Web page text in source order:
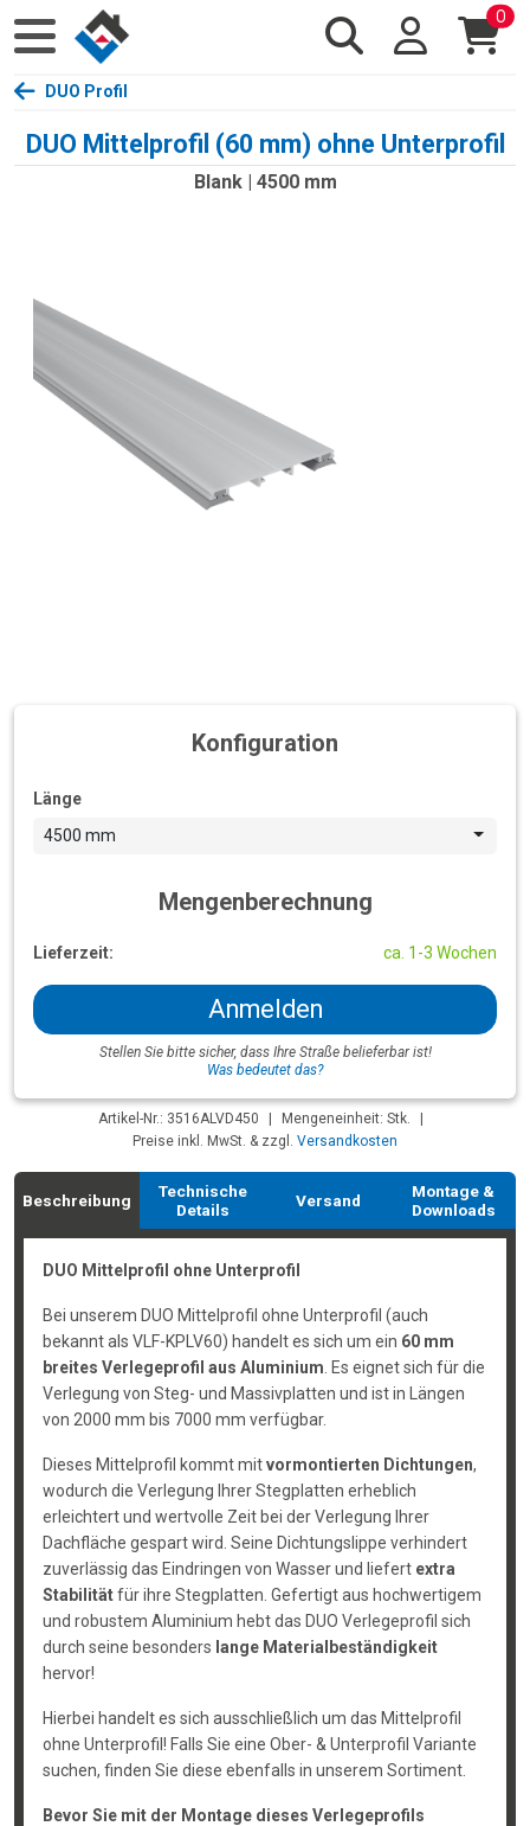
0
DUO Profil
DUO Mittelprofil (60 mm) ohne Unterprofil
Blank | 4500 mm
Konfiguration
Länge
4500 mm
Mengenberechnung
Lieferzeit: ca. 1-3 Wochen
Anmelden
Stellen Sie bitte sicher, dass Ihre Straße belieferbar ist!
Was bedeutet das?
Artikel-Nr.: 3516ALVD450 Mengeneinheit: Stk.
Preise inkl. MwSt. & zzgl. Versandkosten
Beschreibung
Technische
Details
Versand
Montage &
Downloads
DUO Mittelprofil ohne Unterprofil
Bei unserem DUO Mittelprofil ohne Unterprofil (auch
bekannt als VLF-KPLV60) handelt es sich um ein 60 mm
breites Verlegeprofil aus Aluminium . Es eignet sich für die
Verlegung von Steg- und Massivplatten und ist in Längen
von 2000 mm bis 7000 mm verfügbar.
Dieses Mittelprofil kommt mitvormontierten Dichtungen,
wodurch die Verlegung Ihrer Stegplatten erheblich
erleichtert und wertvolle Zeit bei der Verlegung Ihrer
Dachfläche gespart wird. Seine Dichtungslippe verhindert
zuverlässig das Eindringen von Wasser und liefert extra
Stabilitätfür ihre Stegplatten. Gefertigt aus hochwertigem
und robustem Aluminium hebt das DUO Verlegeprofil sich
durch seine besonders lange Materialbeständigkeit
hervor!
Hierbei handelt es sich ausschließlich um das Mittelprofil
ohne Unterprofil! Falls Sie eine Ober- & Unterprofil Variante
suchen, finden Sie diese ebenfalls in unserem Sortiment.
Bevor Sie mit der Montage dieses Verlegeprofils